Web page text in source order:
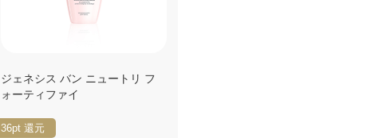
ジェネシス バン ニュートリ フ
ォーティファイ
36pt 還元